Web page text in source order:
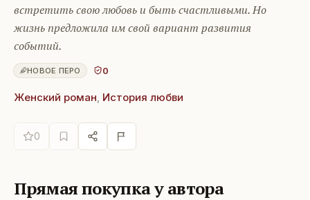
встретить свою любовь и быть счастливыми. Но
жизнь предложила им свой вариант развития
событий.
НОВОЕ ПЕРО 0
Женский роман, История любви
0
Прямая покупка у автора